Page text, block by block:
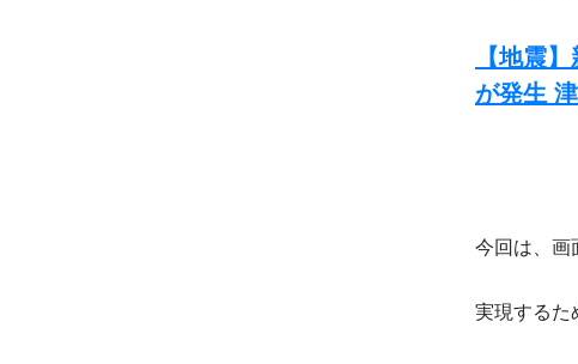
【地震
が発生
今回は、画
実現するた